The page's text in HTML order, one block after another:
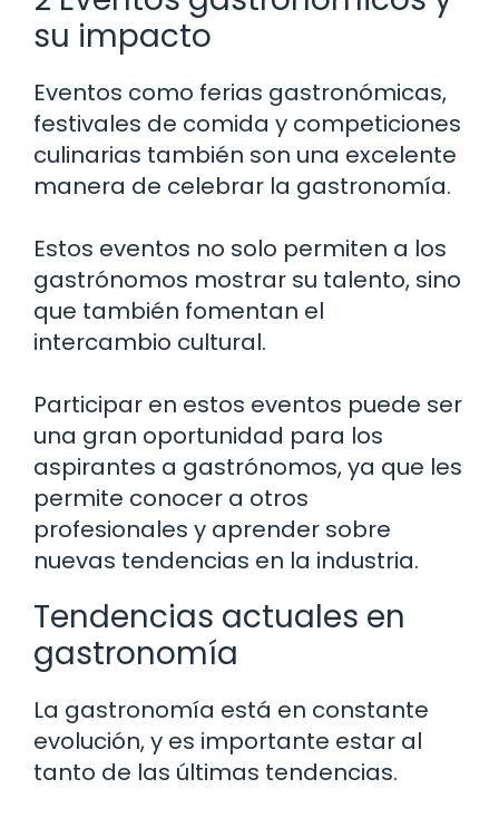
su impacto
Eventos como ferias gastronómicas,
festivales de comida y competiciones
culinarias también son una excelente
manera de celebrar la gastronomía.
Estos eventos no solo permiten a los
gastrónomos mostrar su talento, sino
que también fomentan el
intercambio cultural.
Participar en estos eventos puede ser
una gran oportunidad para los
aspirantes a gastrónomos, ya que les
permite conocer a otros
profesionales y aprender sobre
nuevas tendencias en la industria.
Tendencias actuales en
gastronomía
La gastronomía está en constante
evolución, y es importante estar al
tanto de las últimas tendencias.